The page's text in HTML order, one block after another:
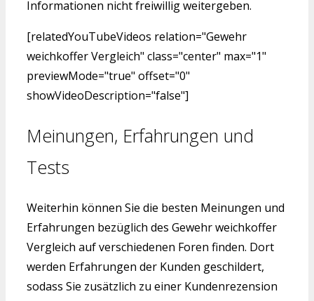
Informationen nicht freiwillig weitergeben.
[relatedYouTubeVideos relation="Gewehr
weichkoffer Vergleich" class="center" max="1"
previewMode="true" offset="0"
showVideoDescription="false"]
Meinungen, Erfahrungen und
Tests
Weiterhin können Sie die besten Meinungen und
Erfahrungen bezüglich des Gewehr weichkoffer
Vergleich auf verschiedenen Foren finden. Dort
werden Erfahrungen der Kunden geschildert,
sodass Sie zusätzlich zu einer Kundenrezension